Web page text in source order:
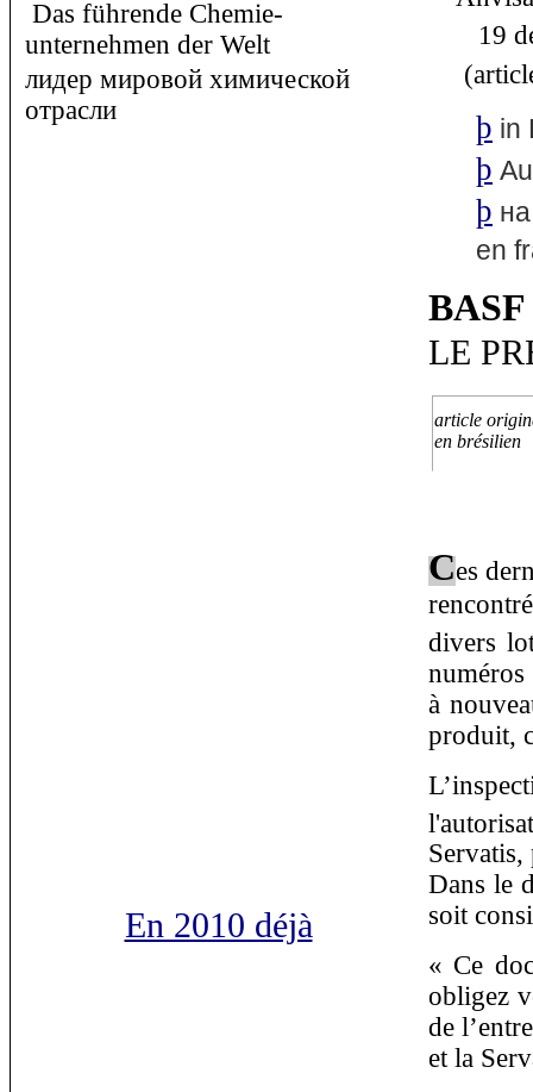
Das führende Chemie-
unternehmen der Welt
лидер мировой химической
отрасли
En 2010 déjà
19 de
þ in
þ
þ
en
BASF
LE
article
en brésilien
Ces
divers
numéros
à
produit,
Servatis,
Dans le
soit
« Ce
obligez
de
et la